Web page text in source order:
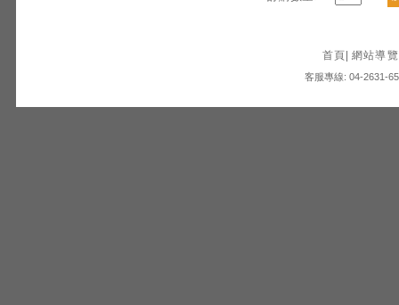
首頁 網站導覽
客服專線: 04-2631-